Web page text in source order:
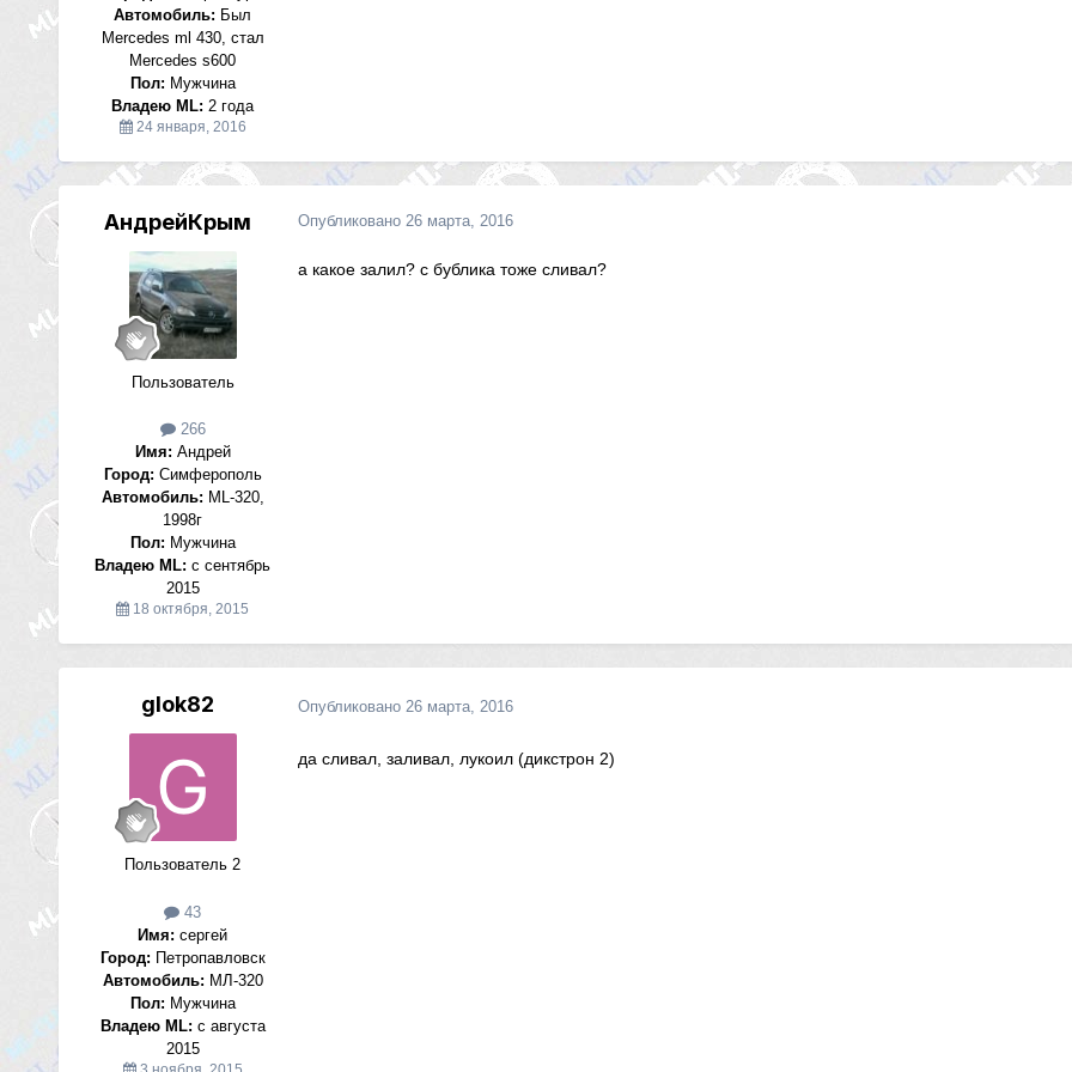
Автомобиль: Был
Mercedes ml 430, стал
Mercedes s600
Пол: Мужчина
Владею ML: 2 года
24 января, 2016
АндрейКрым
Пользователь
266
Имя: Андрей
Город: Симферополь
Автомобиль: ML-320,
1998г
Пол: Мужчина
Владею ML: с сентябрь
2015
18 октября, 2015
Опубликовано 26 марта, 2016
а какое залил? с бублика тоже сливал?
glok82
Пользователь 2
43
Имя: сергей
Город: Петропавловск
Автомобиль: МЛ-320
Пол: Мужчина
Владею ML: с августа
2015
Опубликовано 26 марта, 2016
да сливал, заливал, лукоил (дикстрон 2)